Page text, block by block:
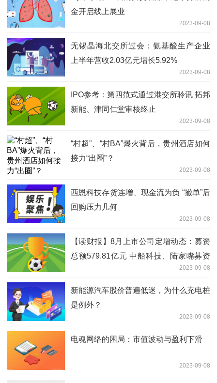
金开启线上展业
2023-09-08
无锡晶海北交所过会：氨基酸生产企业
上半年营收2.03亿元增长5.92%
2023-09-08
IPO参考：第四范式通过港交所聆讯 拓邦
新能、津同仁堂审核终止
2023-09-08
“村超”、“村BA”爆火背后，贵州酒店如何
接力“出圈”？
2023-09-08
西恩科技存货连增、现金流为负 “撤单”后
回购压力几何
2023-09-08
【读财报】8月上市公司定增动态：募资
总额579.81亿元 中船科技、陆家嘴募资
2023-09-08
新能源汽车股价普遍低迷，为什么充电桩
是例外？
2023-09-08
电魂网络的困局：市值波动与盈利下滑
2023-09-08